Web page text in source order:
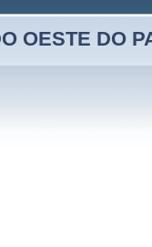
OESTE DO